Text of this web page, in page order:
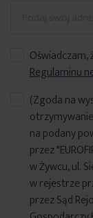
Oświadczam,
Regulaminu
(Zgoda na
na podany
przez
w Żywcu, ul.
w rejestrze
przez Sąd